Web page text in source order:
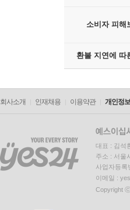
소비자 피해
환불 지연에 따
회사소개 인재채용 이용약관 개인정
대표 : 김석
주소 : 서울
사업자등
이메일 :
Copyright ⓒ